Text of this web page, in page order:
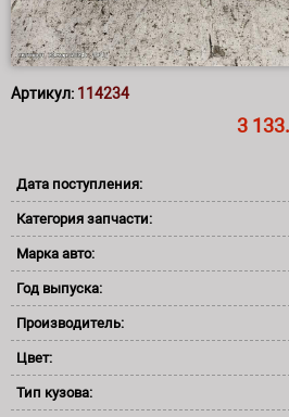
Артикул: 114234
3
Дата поступления:
Категория запчасти:
Марка авто:
Год выпуска:
Производитель:
Цвет:
Тип кузова: